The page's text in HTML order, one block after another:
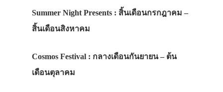
Summer Night Presents : สิ้นเดือนกรกฎาคม –
สิ้นเดือนสิงหาคม
Cosmos Festival : กลางเดือนกันยายน – ต้น
เดือนตุลาคม